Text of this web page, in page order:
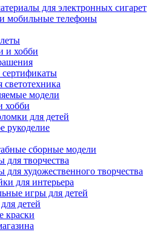
для электронных сигарет
мобильные телефоны
и хобби
модели
хобби
для детей
рукоделие
сборные модели
для творчества
для художественного творчества
для интерьера
игры для детей
детей
краски